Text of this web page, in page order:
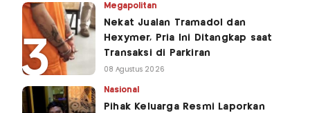
Megapolitan
Nekat Jualan Tramadol dan
Hexymer, Pria Ini Ditangkap saat
Transaksi di Parkiran
08 Agustus 2026
Nasional
Pihak Keluarga Resmi Laporkan